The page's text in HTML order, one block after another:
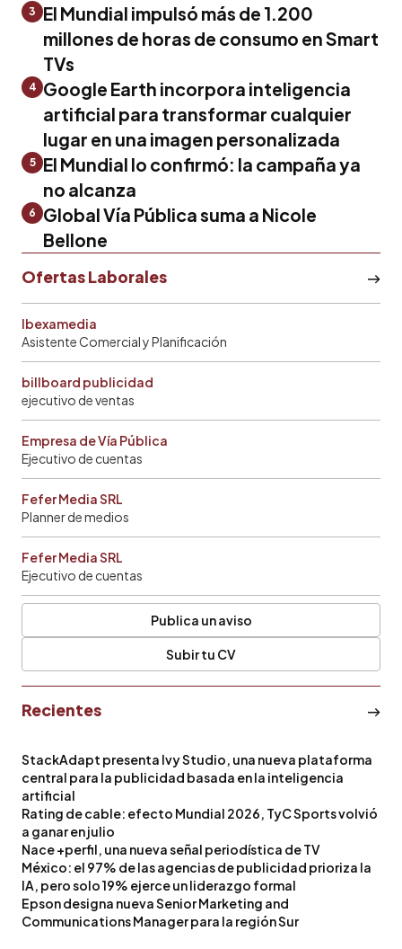
3
El Mundial impulsó más de 1.200
millones de horas de consumo en Smart
TVs
4 Google Earth incorpora inteligencia
artificial para transformar cualquier
lugar en una imagen personalizada
5
El Mundial lo confirmó: la campaña ya
no alcanza
6
Global Vía Pública suma a Nicole
Bellone
Ofertas Laborales
Ibexamedia
Asistente Comercial y Planificación
billboard publicidad
ejecutivo de ventas
Empresa de Vía Pública
Ejecutivo de cuentas
Fefer Media SRL
Planner de medios
Fefer Media SRL
Ejecutivo de cuentas
Publica un aviso
Subir tu CV
Recientes
StackAdapt presenta Ivy Studio, una nueva plataforma
central para la publicidad basada en la inteligencia
artificial
Rating de cable: efecto Mundial 2026, TyC Sports volvió
a ganar en julio
Nace +perfil, una nueva señal periodística de TV
México: el 97% de las agencias de publicidad prioriza la
IA, pero solo 19% ejerce un liderazgo formal
Epson designa nueva Senior Marketing and
Communications Manager para la región Sur